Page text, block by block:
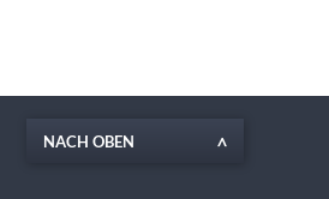
NACH OBEN